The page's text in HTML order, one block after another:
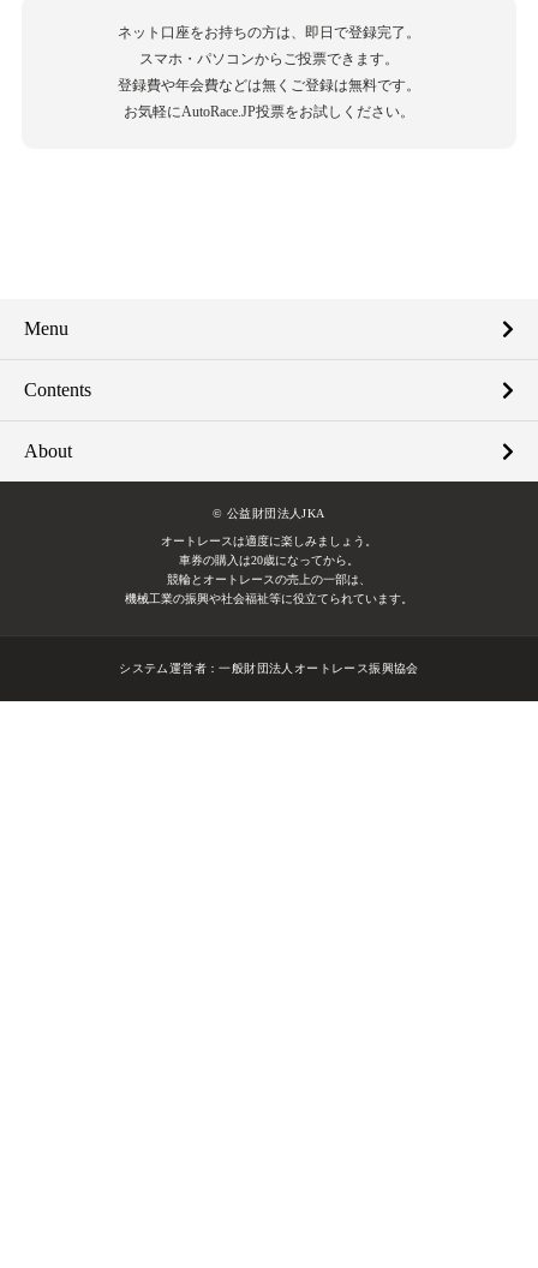
ネット口座をお持ちの方は、即日で登録完了。
スマホ・パソコンからご投票できます。
登録費や年会費などは無くご登録は無料です。
お気軽にAutoRace.JP投票をお試しください。
Menu
Contents
About
© 公益財団法人JKA
オートレースは適度に楽しみましょう。
車券の購入は20歳になってから。
競輪とオートレースの売上の一部は、
機械工業の振興や社会福祉等に役立てられています。
システム運営者：一般財団法人オートレース振興協会